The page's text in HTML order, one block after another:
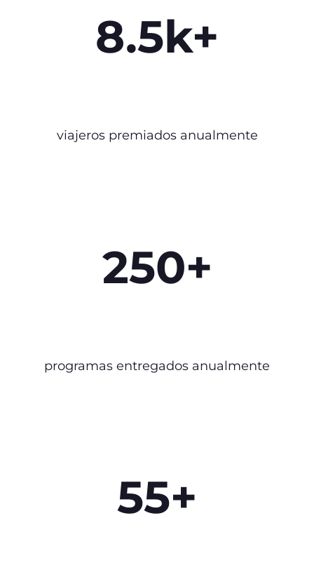
8.5k+
viajeros premiados anualmente
250+
programas entregados anualmente
55+